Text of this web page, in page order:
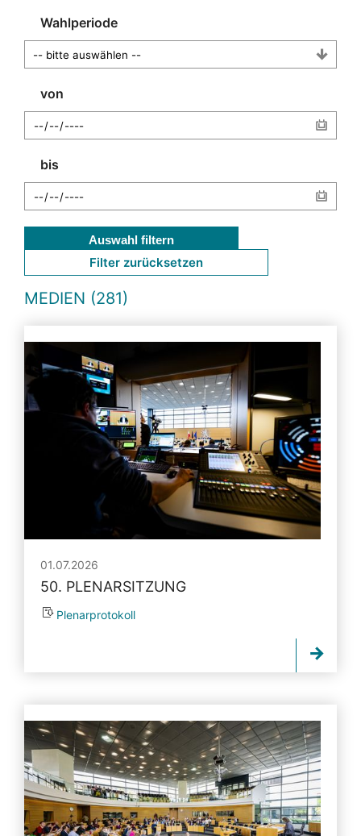
Wahlperiode
von
bis
Auswahl filtern
Filter zurücksetzen
MEDIEN (281)
01.07.2026
50. PLENARSITZUNG
Plenarprotokoll